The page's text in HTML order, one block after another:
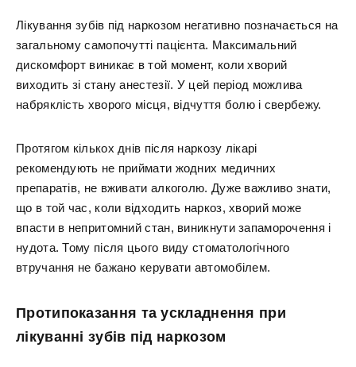
Лікування зубів під наркозом негативно позначається на
загальному самопочутті пацієнта. Максимальний
дискомфорт виникає в той момент, коли хворий
виходить зі стану анестезії. У цей період можлива
набряклість хворого місця, відчуття болю і свербежу.
Протягом кількох днів після наркозу лікарі
рекомендують не приймати жодних медичних
препаратів, не вживати алкоголю. Дуже важливо знати,
що в той час, коли відходить наркоз, хворий може
впасти в непритомний стан, виникнути запаморочення і
нудота. Тому після цього виду стоматологічного
втручання не бажано керувати автомобілем.
Протипоказання та ускладнення при
лікуванні зубів під наркозом